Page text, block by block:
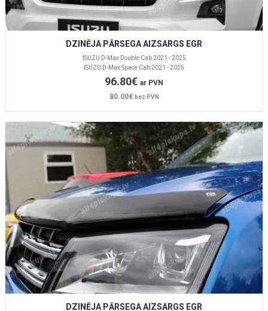
DZINĒJA PĀRSEGA AIZSARGS EGR
ISUZU D-Max Double Cab 2021 - 2025
ISUZU D-Max Space Cab 2021 - 2025
96.80€ ar PVN
80.00€ bez PVN
DZINĒJA PĀRSEGA AIZSARGS EGR